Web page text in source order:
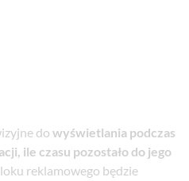
do wyświetlania podczas
ile czasu pozostało do jego
reklamowego będzie